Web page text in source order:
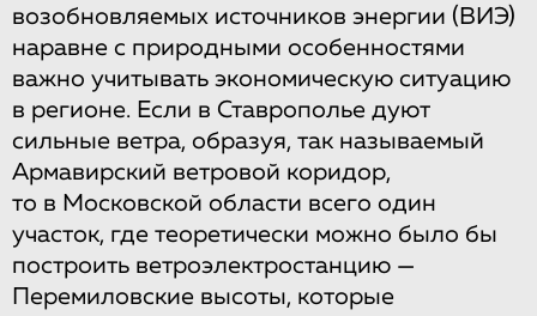
возобновляемых источников энергии (ВИЭ)
наравне с природными особенностями
важно учитывать экономическую ситуацию
в регионе. Если в Ставрополье дуют
сильные ветра, образуя, так называемый
Армавирский ветровой коридор,
то в Московской области всего один
участок, где теоретически можно было бы
построить ветроэлектростанцию —
Перемиловские высоты, которые